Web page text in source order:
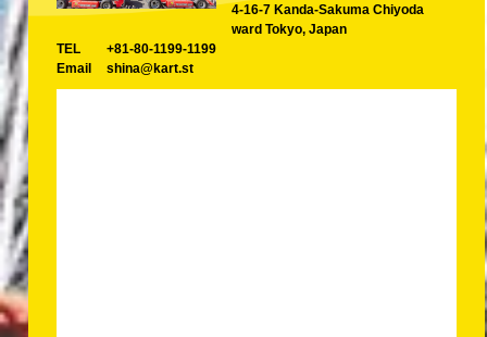
東京 秋葉原 #2 東京 澀谷
東京 澀谷分店
4-16-7 Kanda-Sakuma Chiyoda
ward Tokyo, Japan
TEL
+81-80-1199-1199
Email
shina@kart.st